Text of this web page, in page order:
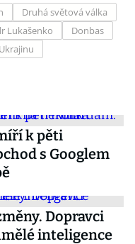
Druhá světová válka
Lukašenko
Donbas
k pěti
s Googlem
Dopravci
inteligence